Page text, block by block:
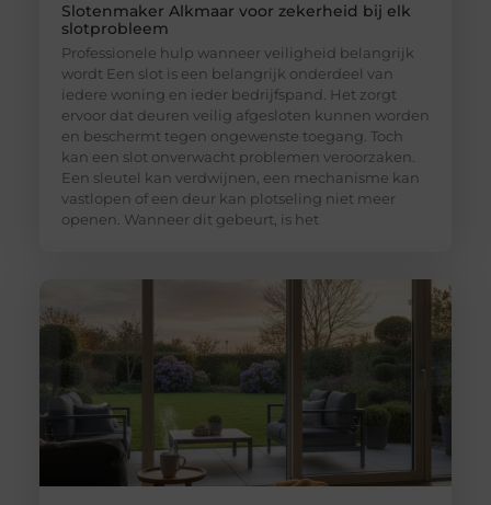
Slotenmaker Alkmaar voor zekerheid bij elk
slotprobleem
Professionele hulp wanneer veiligheid belangrijk
wordt Een slot is een belangrijk onderdeel van
iedere woning en ieder bedrijfspand. Het zorgt
ervoor dat deuren veilig afgesloten kunnen worden
en beschermt tegen ongewenste toegang. Toch
kan een slot onverwacht problemen veroorzaken.
Een sleutel kan verdwijnen, een mechanisme kan
vastlopen of een deur kan plotseling niet meer
openen. Wanneer dit gebeurt, is het